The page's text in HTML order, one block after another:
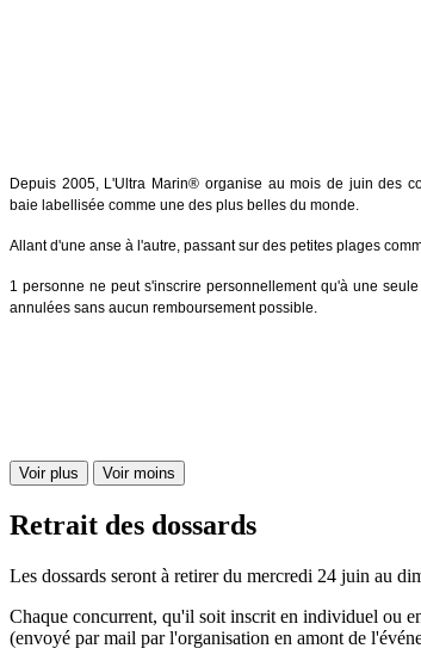
Depuis 2005, L'Ultra Marin® organise au mois de juin des
baie labellisée comme une des plus belles du monde.
Allant d'une anse à l'autre, passant sur des petites plages
1 personne ne peut s'inscrire personnellement qu'à une
annulées sans aucun remboursement possible.
Voir plus Voir moins
Retrait des dossards
Les dossards seront à retirer du mercredi 24 juin au
Chaque concurrent, qu'il soit inscrit en individuel ou
(envoyé par mail par l'organisation en amont de